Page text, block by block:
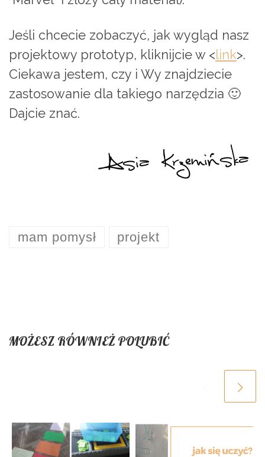
Jeśli chcecie zobaczyć, jak wygląd nasz
projektowy prototyp, kliknijcie w <link>.
Ciekawa jestem, czy i Wy znajdziecie
zastosowanie dla takiego narzędzia 🙂
Dajcie znać.
mam pomysł projekt
MOŻESZ RÓWNIEŻ POLUBIĆ